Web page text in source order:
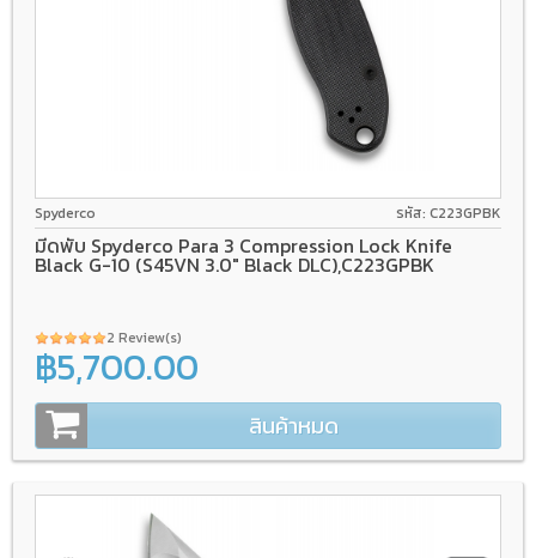
CPM S45VN
Spyderco รหัส: C223GPBK
มีดพับ Spyderco Para 3 Compression Lock Knife
Black G-10 (S45VN 3.0" Black DLC),C223GPBK
2 Review(s)
฿5,700.00
สินค้าหมด